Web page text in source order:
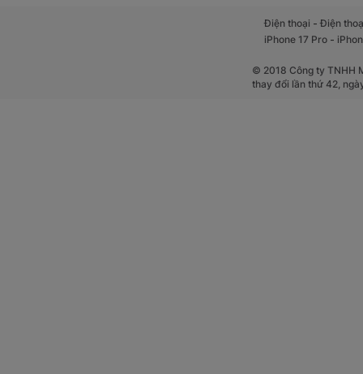
Điện thoại -Điện
iPhone 17 Pro -
© 2018 Công ty TNHH
thay đổi lần thứ 42,